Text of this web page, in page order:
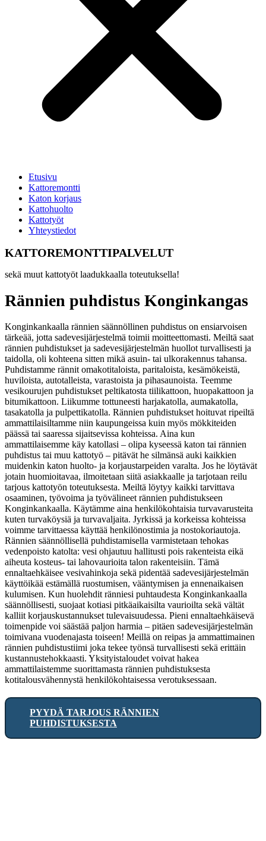
Etusivu
Kattoremontti
Katon korjaus
Kattohuolto
Kattotyöt
Yhteystiedot
KATTOREMONTTIPALVELUT
sekä muut kattotyöt laadukkaalla toteutuksella!
Rännien puhdistus Konginkangas
Konginkankaalla rännien säännöllinen puhdistus on ensiarvoisen
tärkeää, jotta sadevesijärjestelmä toimii moitteettomasti. Meiltä saat
rännien puhdistukset ja sadevesijärjestelmän huollot turvallisesti ja
taidolla, oli kohteena sitten mikä asuin- tai ulkorakennus tahansa.
Puhdistamme rännit omakotitaloista, paritaloista, kesämökeistä,
huviloista, autotalleista, varastoista ja pihasaunoista. Teemme
vesikourujen puhdistukset peltikatosta tiilikattoon, huopakattoon ja
bitumikattoon. Liikumme tottuneesti harjakatolla, aumakatolla,
tasakatolla ja pulpettikatolla. Rännien puhdistukset hoituvat ripeiltä
ammattilaisiltamme niin kaupungeissa kuin myös mökkiteiden
päässä tai saaressa sijaitsevissa kohteissa. Aina kun
ammattilaisemme käy katollasi – olipa kyseessä katon tai rännien
puhdistus tai muu kattotyö – pitävät he silmänsä auki kaikkien
muidenkin katon huolto- ja korjaustarpeiden varalta. Jos he löytävät
jotain huomioitavaa, ilmoitetaan siitä asiakkaalle ja tarjotaan reilu
tarjous kattotyön toteutuksesta. Meiltä löytyy kaikki tarvittava
osaaminen, työvoima ja työvälineet rännien puhdistukseen
Konginkankaalla. Käytämme aina henkilökohtaisia turvavarusteita
kuten turvaköysiä ja turvavaljaita. Jyrkissä ja korkeissa kohteissa
voimme tarvittaessa käyttää henkilönostimia ja nostokoriautoja.
Rännien säännöllisellä puhdistamisella varmistetaan tehokas
vedenpoisto katolta: vesi ohjautuu hallitusti pois rakenteista eikä
aiheuta kosteus- tai lahovaurioita talon rakenteisiin. Tämä
ennaltaehkäisee vesivahinkoja sekä pidentää sadevesijärjestelmän
käyttöikää estämällä ruostumisen, vääntymisen ja ennenaikaisen
kulumisen. Kun huolehdit ränniesi puhtaudesta Konginkankaalla
säännöllisesti, suojaat kotiasi pitkäaikaisilta vaurioilta sekä vältät
kalliit korjauskustannukset tulevaisuudessa. Pieni ennaltaehkäisevä
toimenpide voi säästää paljon harmia – pitäen sadevesijärjestelmän
toimivana vuodenajasta toiseen! Meillä on reipas ja ammattimainen
rännien puhdistustiimi joka tekee työnsä turvallisesti sekä erittäin
kustannustehokkaasti. Yksityistaloudet voivat hakea
ammattilaistemme suorittamasta rännien puhdistuksesta
kotitalousvähennystä henkilökohtaisessa verotuksessaan.
PYYDÄ TARJOUS RÄNNIEN
PUHDISTUKSESTA